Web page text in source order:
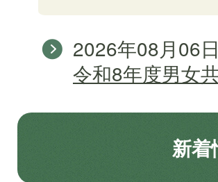
2026年08月06日
令和8年度男女
2026年08月05
一般競争入札公
新着